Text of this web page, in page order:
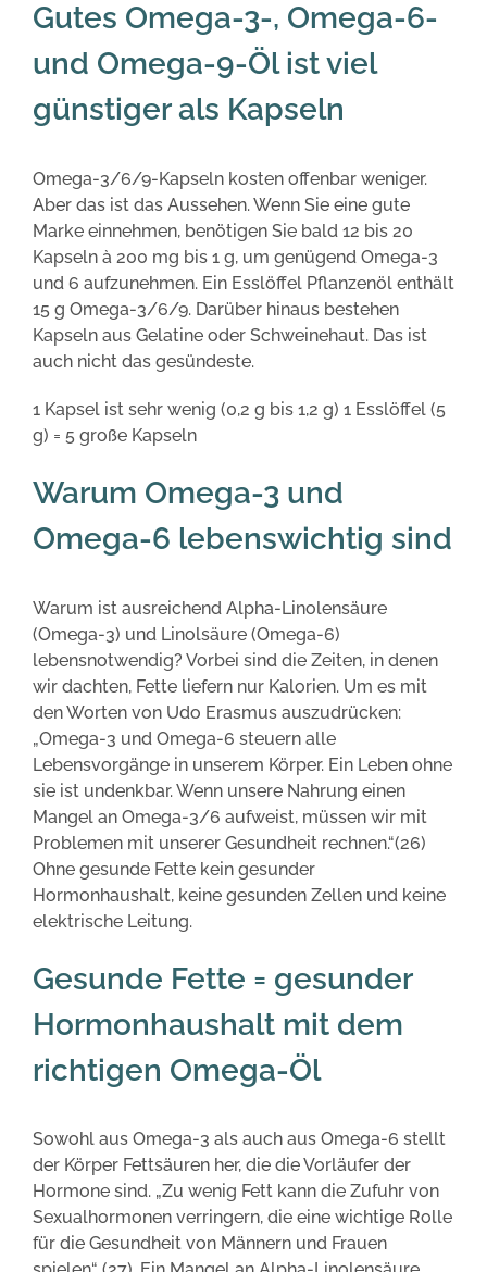
Gutes Omega-3-, Omega-6-
und Omega-9-Öl ist viel
günstiger als Kapseln
Omega-3/6/9-Kapseln kosten offenbar weniger.
Aber das ist das Aussehen. Wenn Sie eine gute
Marke einnehmen, benötigen Sie bald 12 bis 20
Kapseln à 200 mg bis 1 g, um genügend Omega-3
und 6 aufzunehmen. Ein Esslöffel Pflanzenöl enthält
15 g Omega-3/6/9. Darüber hinaus bestehen
Kapseln aus Gelatine oder Schweinehaut. Das ist
auch nicht das gesündeste.
1 Kapsel ist sehr wenig (0,2 g bis 1,2 g) 1 Esslöffel (5
g) = 5 große Kapseln
Warum Omega-3 und
Omega-6 lebenswichtig sind
Warum ist ausreichend Alpha-Linolensäure
(Omega-3) und Linolsäure (Omega-6)
lebensnotwendig? Vorbei sind die Zeiten, in denen
wir dachten, Fette liefern nur Kalorien. Um es mit
den Worten von Udo Erasmus auszudrücken:
„Omega-3 und Omega-6 steuern alle
Lebensvorgänge in unserem Körper. Ein Leben ohne
sie ist undenkbar. Wenn unsere Nahrung einen
Mangel an Omega-3/6 aufweist, müssen wir mit
Problemen mit unserer Gesundheit rechnen.“(26)
Ohne gesunde Fette kein gesunder
Hormonhaushalt, keine gesunden Zellen und keine
elektrische Leitung.
Gesunde Fette = gesunder
Hormonhaushalt mit dem
richtigen Omega-Öl
Sowohl aus Omega-3 als auch aus Omega-6 stellt
der Körper Fettsäuren her, die die Vorläufer der
Hormone sind. „Zu wenig Fett kann die Zufuhr von
Sexualhormonen verringern, die eine wichtige Rolle
für die Gesundheit von Männern und Frauen